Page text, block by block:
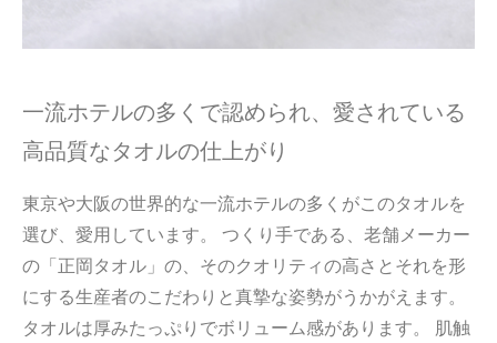
一流ホテルの多くで認められ、愛されている
高品質なタオルの仕上がり
東京や大阪の世界的な一流ホテルの多くがこのタオルを
選び、愛用しています。 つくり手である、老舗メーカー
の「正岡タオル」の、そのクオリティの高さとそれを形
にする生産者のこだわりと真摯な姿勢がうかがえます。
タオルは厚みたっぷりでボリューム感があります。 肌触